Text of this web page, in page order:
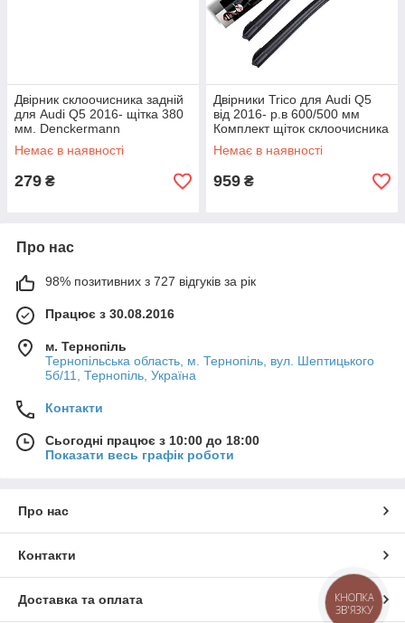
Двірник склоочисника задній
для Audi Q5 2016- щітка 380
мм. Denckermann
Немає в наявності
279 ₴
Двірники Trico для Audi Q5
від 2016- р.в 600/500 мм
Комплект щіток склоочисника
ExactFit безкаркасні 2 шт.
передні
Немає в наявності
959 ₴
Про нас
98% позитивних з 727 відгуків за рік
Працює з 30.08.2016
м. Тернопіль
Тернопільська область, м. Тернопіль, вул. Шептицького
5б/11, Тернопіль, Україна
Контакти
Сьогодні працює з 10:00 до 18:00
Показати весь графік роботи
Про нас
Контакти
Доставка та оплата
КНОПКА
ЗВ'ЯЗКУ